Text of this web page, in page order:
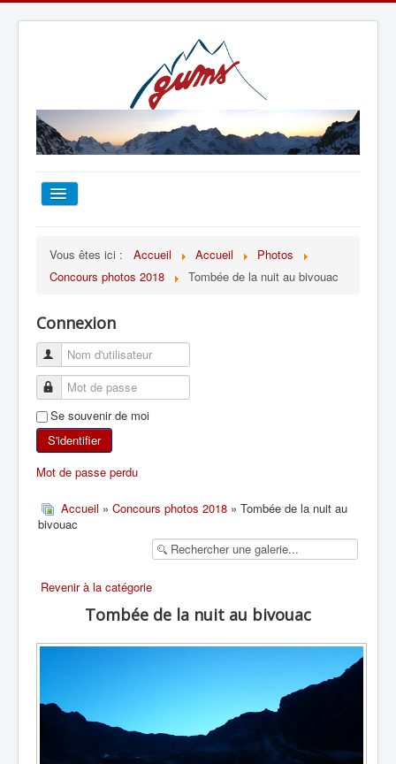
TOUT SUR LE GUMS
ESCALADE
ALPINISME
SKI DE RANDONNÉE
RANDONNÉE SPORTIVE
Vous êtes ici : Accueil Accueil
Photos
Concours photos 2018
Tombée de la nuit au bivouac
Connexion
Se souvenir de moi
S'identifier
Mot de passe perdu
Accueil » Concours photos 2018 » Tombée de la nuit au
bivouac
Revenir à la catégorie
Tombée de la nuit au bivouac